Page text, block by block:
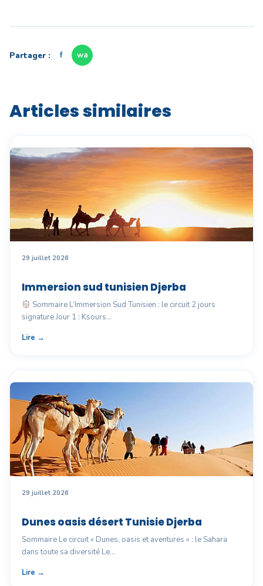
Partager : f wa
Articles similaires
29 juillet 2026
Immersion sud tunisien Djerba
Sommaire L’Immersion Sud Tunisien : le circuit 2 jours
signature Jour 1 : Ksours…
Lire →
29 juillet 2026
Dunes oasis désert Tunisie Djerba
Sommaire Le circuit « Dunes, oasis et aventures » : le Sahara
dans toute sa diversité Le…
Lire →